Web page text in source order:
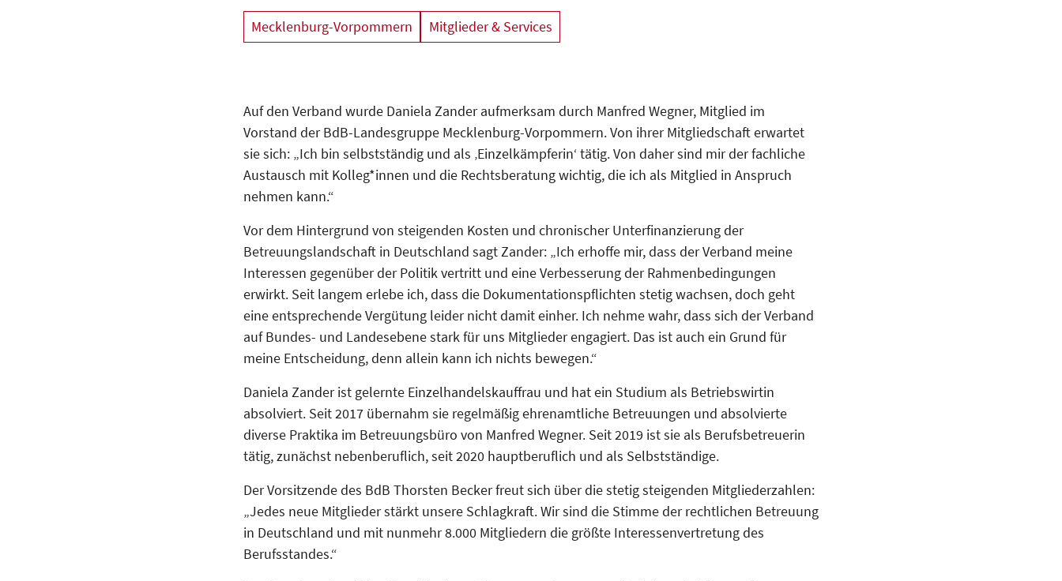
Mecklenburg-Vorpommern Mitglieder & Services
Auf den Verband wurde Daniela Zander aufmerksam durch Manfred Wegner, Mitglied im
Vorstand der BdB-Landesgruppe Mecklenburg-Vorpommern. Von ihrer Mitgliedschaft erwartet
sie sich: „Ich bin selbstständig und als ‚Einzelkämpferin‘ tätig. Von daher sind mir der fachliche
Austausch mit Kolleg*innen und die Rechtsberatung wichtig, die ich als Mitglied in Anspruch
nehmen kann.“
Vor dem Hintergrund von steigenden Kosten und chronischer Unterfinanzierung der
Betreuungslandschaft in Deutschland sagt Zander: „Ich erhoffe mir, dass der Verband meine
Interessen gegenüber der Politik vertritt und eine Verbesserung der Rahmenbedingungen
erwirkt. Seit langem erlebe ich, dass die Dokumentationspflichten stetig wachsen, doch geht
eine entsprechende Vergütung leider nicht damit einher. Ich nehme wahr, dass sich der Verband
auf Bundes- und Landesebene stark für uns Mitglieder engagiert. Das ist auch ein Grund für
meine Entscheidung, denn allein kann ich nichts bewegen.“
Daniela Zander ist gelernte Einzelhandelskauffrau und hat ein Studium als Betriebswirtin
absolviert. Seit 2017 übernahm sie regelmäßig ehrenamtliche Betreuungen und absolvierte
diverse Praktika im Betreuungsbüro von Manfred Wegner. Seit 2019 ist sie als Berufsbetreuerin
tätig, zunächst nebenberuflich, seit 2020 hauptberuflich und als Selbstständige.
Der Vorsitzende des BdB Thorsten Becker freut sich über die stetig steigenden Mitgliederzahlen:
„Jedes neue Mitglieder stärkt unsere Schlagkraft. Wir sind die Stimme der rechtlichen Betreuung
in Deutschland und mit nunmehr 8.000 Mitgliedern die größte Interessenvertretung des
Berufsstandes.“